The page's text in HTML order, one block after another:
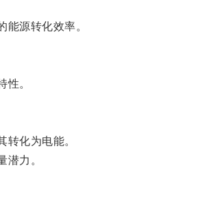
源转化效率。
。
化为电能。
力。